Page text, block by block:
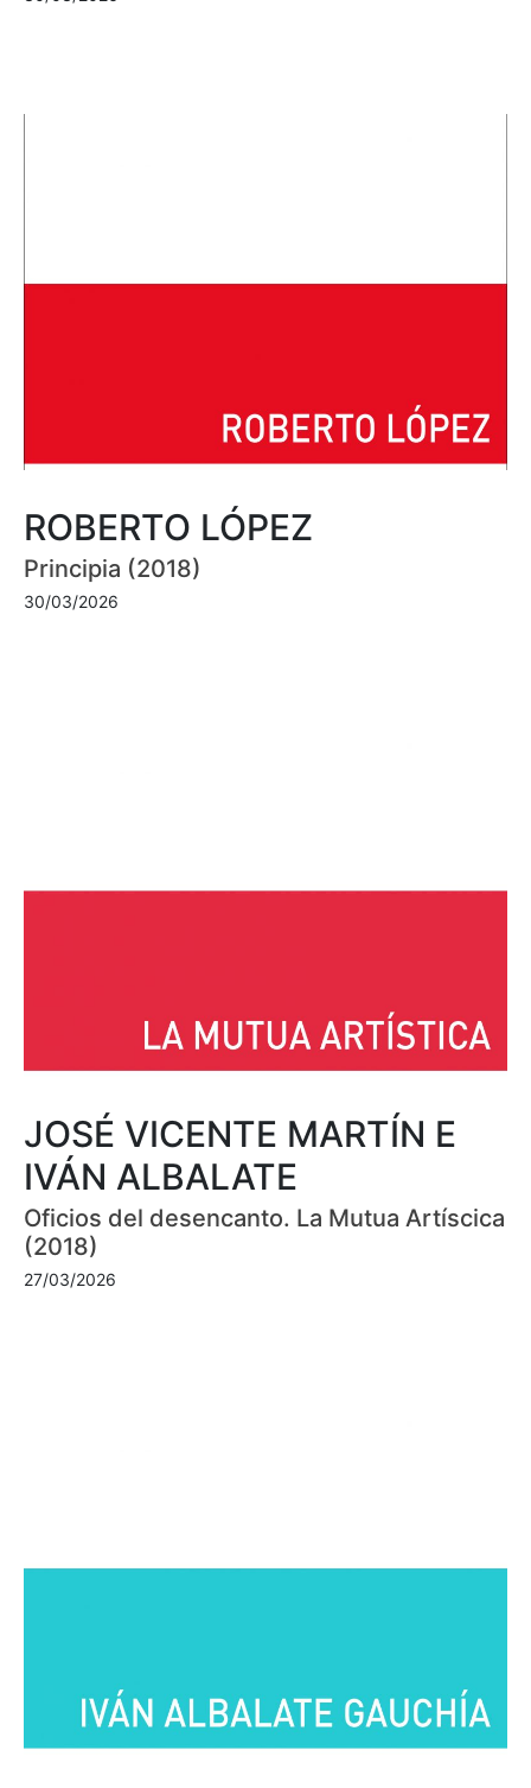
ROBERTO LÓPEZ
Principia (2018)
30/03/2026
JOSÉ VICENTE MARTÍN E
IVÁN ALBALATE
Oficios del desencanto. La Mutua Artíscica
(2018)
27/03/2026